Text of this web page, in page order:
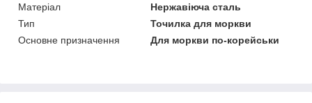
Матеріал
Нержавіюча сталь
Тип
Точилка для моркви
Основне призначення
Для моркви по-корейськи